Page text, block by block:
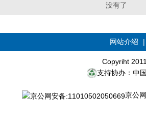
没有了
网站介绍
Copyriht
支持协办：中
京公